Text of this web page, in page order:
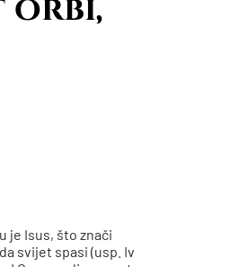
orbi,
je Isus, što znači
svijet spasi (usp. Iv